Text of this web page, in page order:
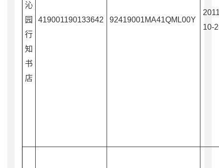
沁
园
行
知
书
店
419001190133642 92419001MA41QML00Y
10-